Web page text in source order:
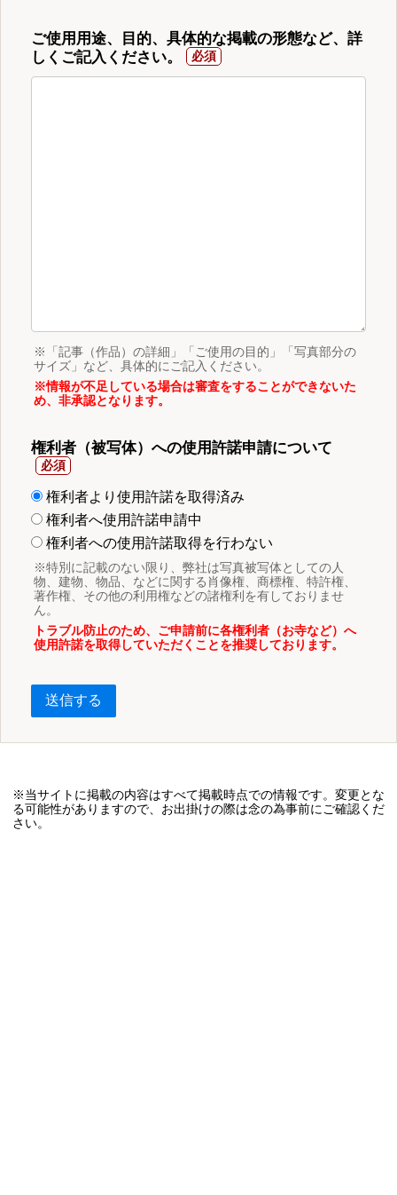
ご使用用途、目的、具体的な掲載の形態など、詳
しくご記入ください。
※「記事（作品）の詳細」「ご使用の目的」「写真部分の
サイズ」など、具体的にご記入ください。
※情報が不足している場合は審査をすることができないた
め、非承認となります。
権利者（被写体）への使用許諾申請について
権利者より使用許諾を取得済み
権利者へ使用許諾申請中
権利者への使用許諾取得を行わない
※特別に記載のない限り、弊社は写真被写体としての人
物、建物、物品、などに関する肖像権、商標権、特許権、
著作権、その他の利用権などの諸権利を有しておりませ
ん。
トラブル防止のため、ご申請前に各権利者（お寺など）へ
使用許諾を取得していただくことを推奨しております。
送信する
※当サイトに掲載の内容はすべて掲載時点での情報です。変更とな
る可能性がありますので、お出掛けの際は念の為事前にご確認くだ
さい。